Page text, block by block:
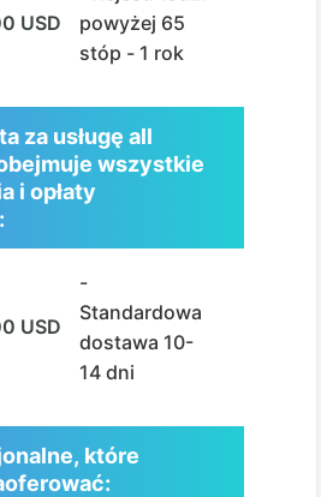
USD
powyżej 65
stóp - 1 rok
za usługę all
wszystkie
i opłaty
USD
-
Standardowa
dostawa 10-
14 dni
które